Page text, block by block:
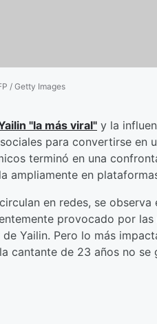
/ Getty Images
"la más viral" y la
para convertirse en
terminó en una
ampliamente en
en redes, se
provocado por
Yailin. Pero lo más
cantante de 23 años no se